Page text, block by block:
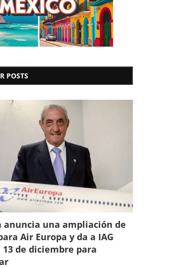
POSTS
anuncia una ampliación de
Air Europa y da a IAG
de diciembre para